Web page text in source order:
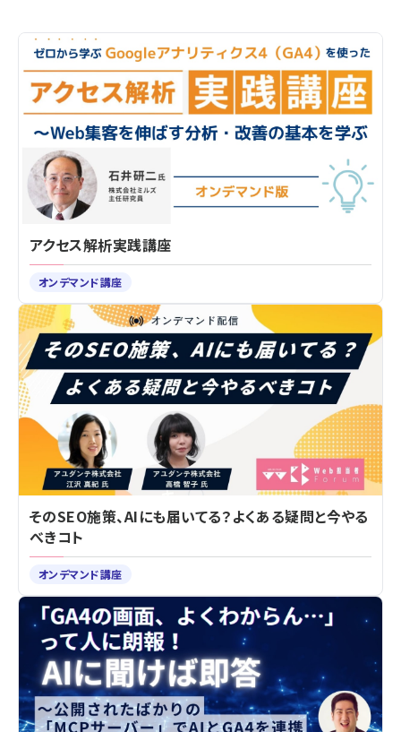
アクセス解析実践講座
オンデマンド講座
そのSEO施策、AIにも届いてる？よくある疑問と今やる
べきコト
オンデマンド講座